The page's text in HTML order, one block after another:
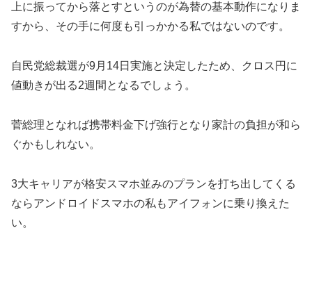
上に振ってから落とすというのが為替の基本動作になりま
すから、その手に何度も引っかかる私ではないのです。
自民党総裁選が9月14日実施と決定したため、クロス円に
値動きが出る2週間となるでしょう。
菅総理となれば携帯料金下げ強行となり家計の負担が和ら
ぐかもしれない。
3大キャリアが格安スマホ並みのプランを打ち出してくる
ならアンドロイドスマホの私もアイフォンに乗り換えた
い。